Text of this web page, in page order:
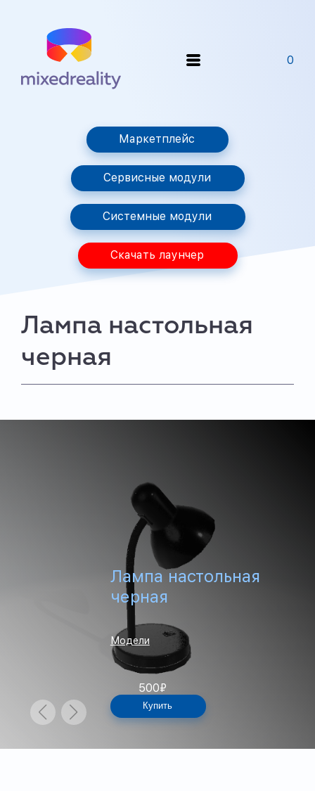
0
Маркетплейс
Сервисные модули
Системные модули
Скачать лаунчер
Лампа настольная
черная
Лампа настольная
черная
Модели
500₽
Купить